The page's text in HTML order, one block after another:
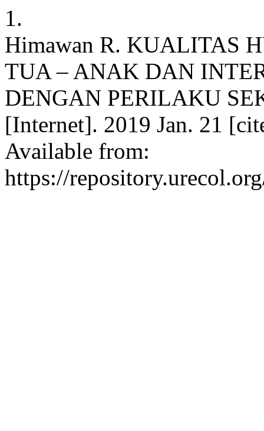
1.
Himawan R. KUALITAS
TUA – ANAK DAN
DENGAN PERILAKU
[Internet]. 2019 Jan. 21
Available from:
https://